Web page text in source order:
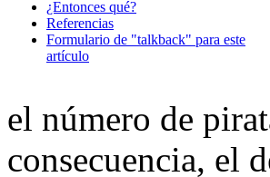
¿Entonces qué?
Referencias
Formulario de "talkback" para este
artículo
el número de
consecuencia, el